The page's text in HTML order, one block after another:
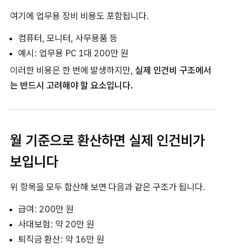
여기에 업무용 장비 비용도 포함됩니다.
컴퓨터, 모니터, 사무용품 등
예시: 업무용 PC 1대 200만 원
이러한 비용은 한 번에 발생하지만, 실제 인건비 구조에서
는 반드시 고려해야 할 요소입니다.
월 기준으로 환산하면 실제 인건비가
보입니다
위 항목을 모두 합산해 보면 다음과 같은 구조가 됩니다.
급여: 200만 원
사대보험: 약 20만 원
퇴직금 환산: 약 16만 원